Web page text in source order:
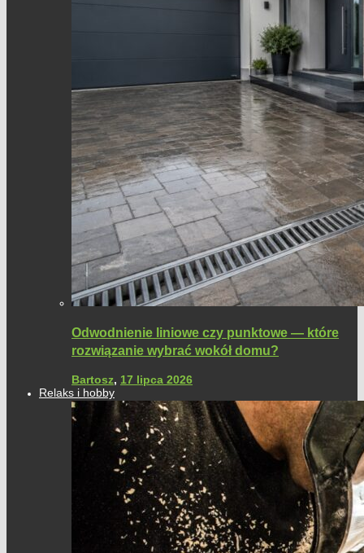
Odwodnienie liniowe czy punktowe — które
rozwiązanie wybrać wokół domu?
Bartosz, 17 lipca 2026
Relaks i hobby